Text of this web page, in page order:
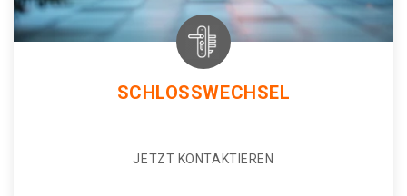
SCHLOSSWECHSEL
JETZT KONTAKTIEREN